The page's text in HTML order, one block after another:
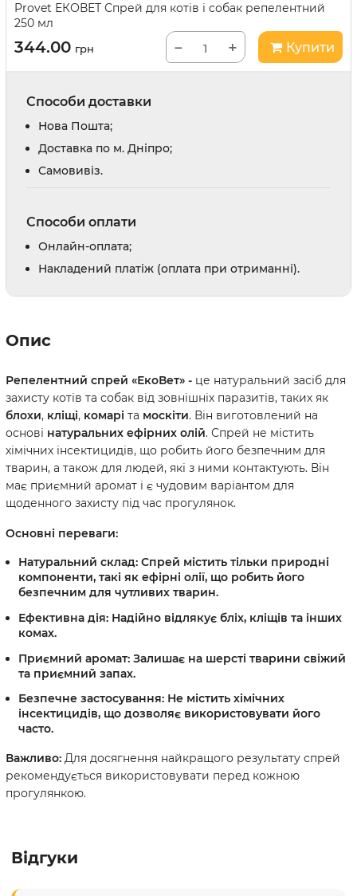
Provet ЕКОВЕТ Спрей для котів і собак репелентний
250 мл
344.00 грн − + Купити
Способи доставки
Нова Пошта;
Доставка по м. Дніпро;
Cамовивіз.
Способи оплати
Онлайн-оплата;
Накладений платіж (оплата при отриманні).
Опис
Репелентний спрей «ЕкоВет» - це натуральний засіб для
захисту котів та собак від зовнішніх паразитів, таких як
блохи, кліщі, комарі та москіти. Він виготовлений на
основі натуральних ефірних олій. Спрей не містить
хімічних інсектицидів, що робить його безпечним для
тварин, а також для людей, які з ними контактують. Він
має приємний аромат і є чудовим варіантом для
щоденного захисту під час прогулянок.
Основні переваги:
Натуральний склад: Спрей містить тільки природні
компоненти, такі як ефірні олії, що робить його
безпечним для чутливих тварин.
Ефективна дія: Надійно відлякує бліх, кліщів та інших
комах.
Приємний аромат: Залишає на шерсті тварини свіжий
та приємний запах.
Безпечне застосування: Не містить хімічних
інсектицидів, що дозволяє використовувати його
часто.
Важливо: Для досягнення найкращого результату спрей
рекомендується використовувати перед кожною
прогулянкою.
Відгуки